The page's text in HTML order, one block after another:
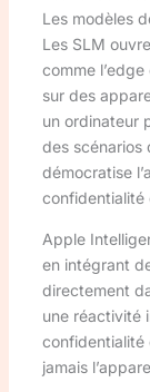
Les modèles
Les SLM
comme
sur des
un ordinateur
des scénarios
démocratise
confidentialité
Apple
en intégrant
directement
une réactivité
confidentialité
jamais